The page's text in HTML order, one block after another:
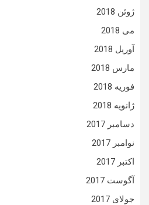
ژوئن 2018
می 2018
آوریل 2018
مارس 2018
فوریه 2018
ژانویه 2018
دسامبر 2017
نوامبر 2017
اکتبر 2017
آگوست 2017
جولای 2017